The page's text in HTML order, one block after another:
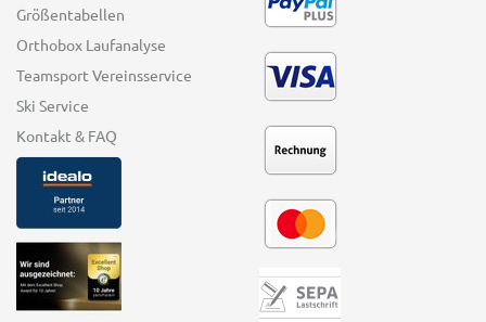
Größentabellen
Orthobox Laufanalyse
Teamsport Vereinsservice
Ski Service
Kontakt & FAQ